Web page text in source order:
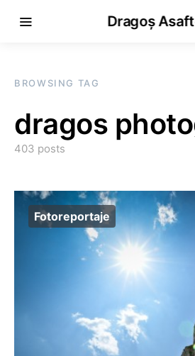
Dragoș
BROWSING TAG
dragos
403 posts
Fotoreportaje